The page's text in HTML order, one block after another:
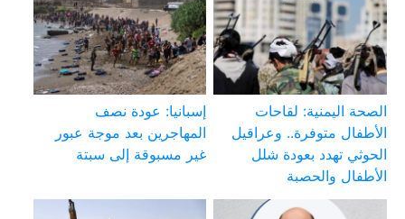
الصحة اليمنية: لقاحات
الأطفال متوفرة.. وعراقيل
الحوثي تهدد بعودة شلل
الأطفال والحصبة
إسبانيا: عودة نصف
المهاجرين بعد موجة عبور
غير مسبوقة إلى سبتة